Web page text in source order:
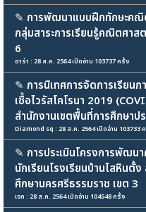
✎ การพัฒนาแบบฝึกทักษะคณิ
กลุ่มสาระการเรียนรู้คณิตศาส
6
ซาร่า : 28 ส.ค. 2564 เปิดอ่าน 103737 ครั้ง
✎ การนิเทศการจัดการเรียน
เชื้อไวรัสโคโรนา 2019
สำนักงานเขตพื้นที่การศึกษาป
Diamond sq : 28 ส.ค. 2564 เปิดอ่าน 103733
✎ การประเมินโครงการพัฒ
นักเรียนโรงเรียนบ้านไสหินตั้
ศึกษานครศรีธรรมราช เขต 3
เอก : 28 ส.ค. 2564 เปิดอ่าน 104548 ครั้ง